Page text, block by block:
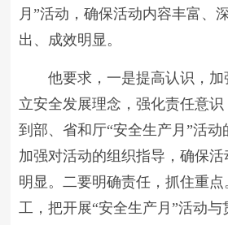
月”活动，确保活动内容丰富、
出、成效明显。
他要求，一是提高认识，加
立安全发展理念，强化责任意
到部、省和厅“安全生产月”活动
加强对活动的组织指导，确保
明显。二要明确责任，抓住重
工，把开展“安全生产月”活动